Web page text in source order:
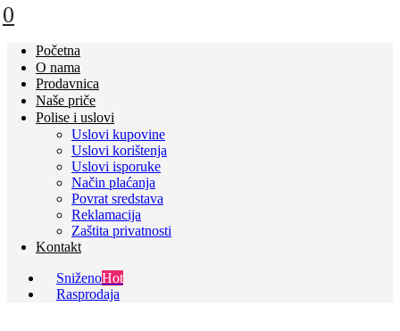
0
Početna
O nama
Prodavnica
Naše priče
Polise i uslovi
Uslovi kupovine
Uslovi korištenja
Uslovi isporuke
Način plaćanja
Povrat sredstava
Reklamacija
Zaštita privatnosti
Kontakt
SniženoHot
Rasprodaja